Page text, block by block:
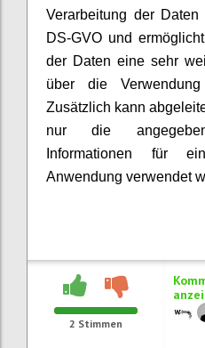
Verarbeitung der
DS-GVO und
der Daten eine sehr
über die
Zusätzlich kann
nur die
Informationen für
Anwendung verwendet
2 Stimmen